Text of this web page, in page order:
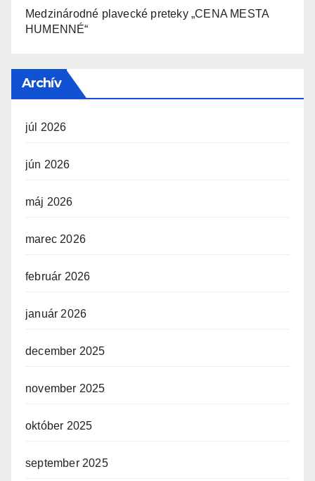
Medzinárodné plavecké preteky „CENA MESTA
HUMENNÉ“
Archív
júl 2026
jún 2026
máj 2026
marec 2026
február 2026
január 2026
december 2025
november 2025
október 2025
september 2025